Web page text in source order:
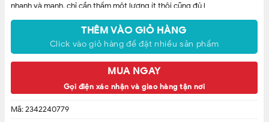
nhanh và mạnh, chỉ cần thấm một lượng ít thôi cũng đủ l
THÊM VÀO GIỎ HÀNG
Click vào giỏ hàng để đặt nhiều sản phẩm
MUA NGAY
Gọi điện xác nhận và giao hàng tận nơi
Mã:2342240779